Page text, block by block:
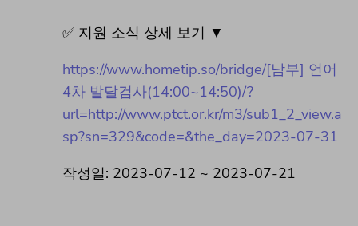
✅ 지원 소식 상세 보기 ▼
https://www.hometip.so/bridge/[남부] 언어
4차 발달검사(14:00~14:50)/?
url=http://www.ptct.or.kr/m3/sub1_2_view.a
sp?sn=329&code=&the_day=2023-07-31
작성일: 2023-07-12 ~ 2023-07-21